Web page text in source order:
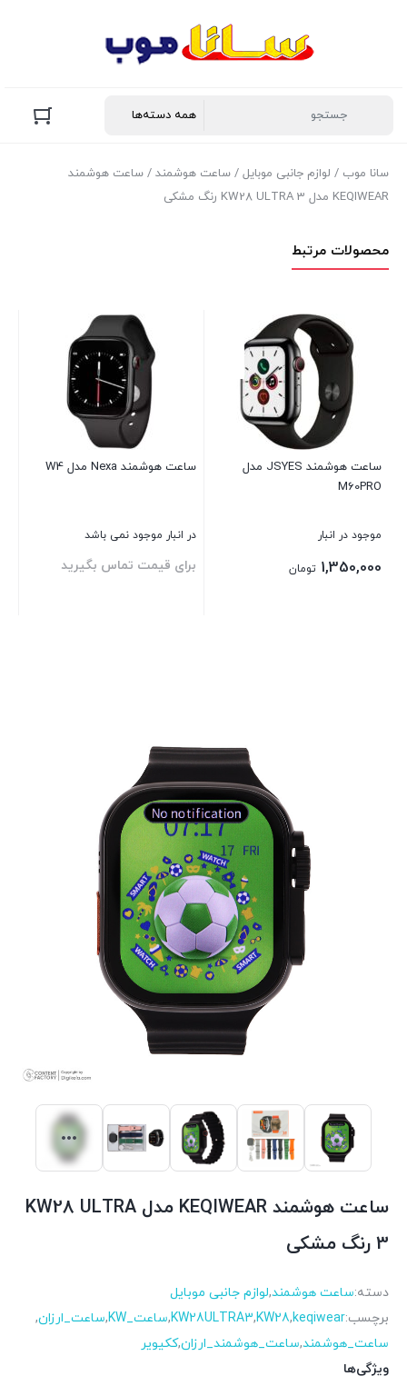
سانا موب / لوازم جانبی موبایل / ساعت هوشمند / ساعت هوشمند
KEQIWEAR مدل KW28 ULTRA 3 رنگ مشکی
محصولات مرتبط
ساعت هوشمند JSYES مدل
M60PRO
موجود در انبار
1,350,000 تومان
ساعت هوشمند Nexa مدل W4
در انبار موجود نمی باشد
برای قیمت تماس بگیرید
ساعت هوشمند KEQIWEAR مدل KW28 ULTRA
3 رنگ مشکی
دسته:ساعت هوشمند,لوازم جانبی موبایل
برچسب:keqiwear
,
KW28
,
KW28ULTRA3
,ساعت_KW ,ساعت_ارزان,
ساعت_هوشمند,ساعت_هوشمند_ارزان,ککیویر
ویژگی‌ها